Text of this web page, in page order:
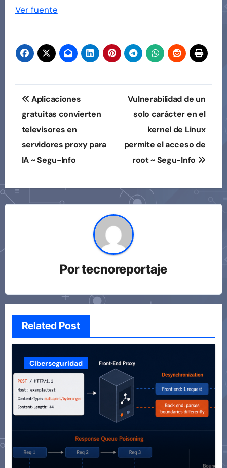
Ver fuente
Navegación
de
entradas
Aplicaciones
gratuitas convierten
televisores en
servidores proxy para
IA ~ Segu-Info
Vulnerabilidad de un
solo carácter en el
kernel de Linux
permite el acceso de
root ~ Segu-Info
Portecnoreportaje
Related Post
Ciberseguridad